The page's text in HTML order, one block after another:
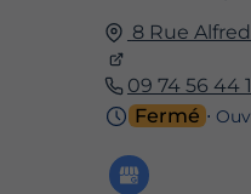
8 Rue
09 74 56 44
Fermé ⋅